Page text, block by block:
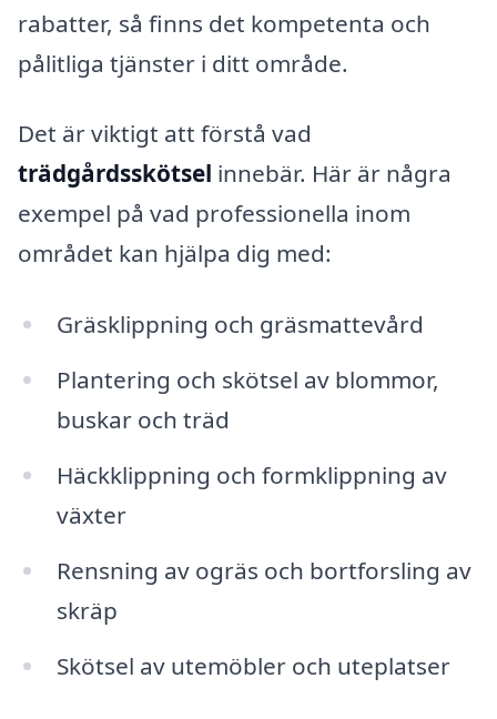
rabatter, så finns det kompetenta och
pålitliga tjänster i ditt område.
Det är viktigt att förstå vad
trädgårdsskötsel innebär. Här är några
exempel på vad professionella inom
området kan hjälpa dig med:
Gräsklippning och gräsmattevård
Plantering och skötsel av blommor,
buskar och träd
Häckklippning och formklippning av
växter
Rensning av ogräs och bortforsling av
skräp
Skötsel av utemöbler och uteplatser